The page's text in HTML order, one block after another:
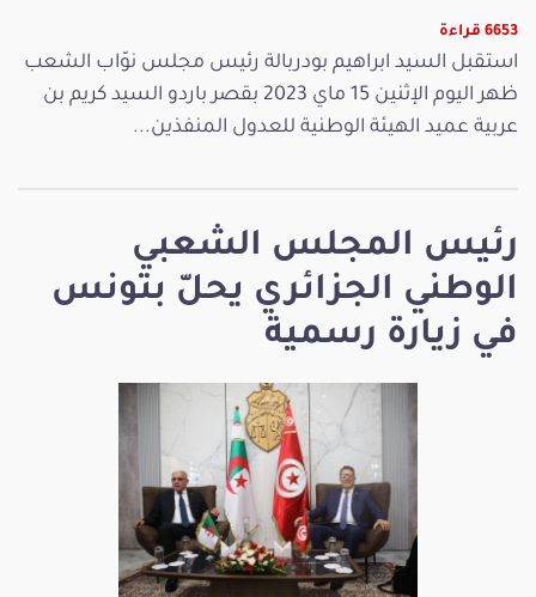
رئيس المجلس الشعبي
الوطني الجزائري يحلّ بتونس
في زيارة رسمية
6653 قراءة
استقبل السيد ابراهيم بودربالة رئيس مجلس نوّاب الشعب
ظهر اليوم الإثنين 15 ماي 2023 بقصر باردو السيد كريم بن
عربية عميد الهيئة الوطنية للعدول المنفذين...